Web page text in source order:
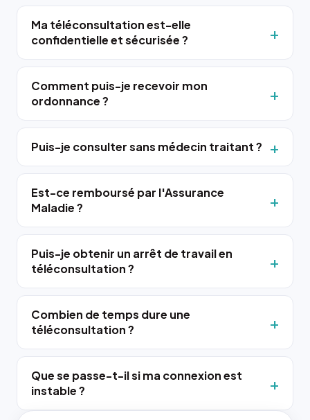
Ma téléconsultation est-elle
confidentielle et sécurisée ?
Comment puis-je recevoir mon
ordonnance ?
Puis-je consulter sans médecin traitant ?
Est-ce remboursé par l'Assurance
Maladie ?
Puis-je obtenir un arrêt de travail en
téléconsultation ?
Combien de temps dure une
téléconsultation ?
Que se passe-t-il si ma connexion est
instable ?